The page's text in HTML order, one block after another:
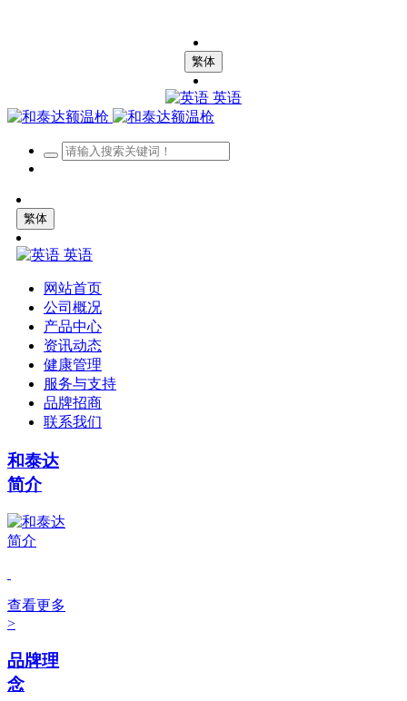
繁体
英语
繁体
英语
网站首页
公司概况
产品中心
资讯动态
健康管理
服务与支持
品牌招商
联系我们
和泰达
简介
查看更多
>
品牌理
念